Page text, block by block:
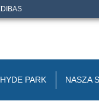
HYDE PARK NASZA